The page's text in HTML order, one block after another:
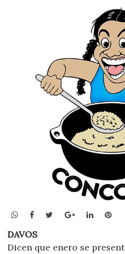
WhatsApp
Facebook
TwitterGoogle+LinkedIn
DAVOS
Dicen que enero se